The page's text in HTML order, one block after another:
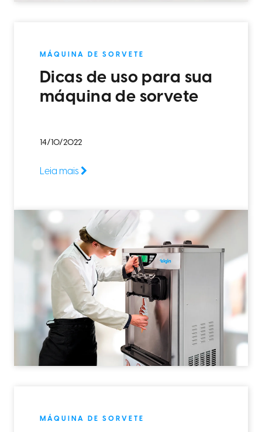
MÁQUINA DE SORVETE
Dicas de uso para sua
máquina de sorvete
14/10/2022
Leia mais
MÁQUINA DE SORVETE